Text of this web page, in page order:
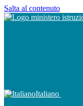
Salta al contenuto
Italiano